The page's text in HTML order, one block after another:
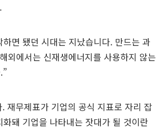
면 됐던 시대는 지났습니다. 만드는 과
외에서는 신재생에너지를 사용하지 않는
재무제표가 기업의 공식 지표로 자리 잡
돼 기업을 나타내는 잣대가 될 것이란